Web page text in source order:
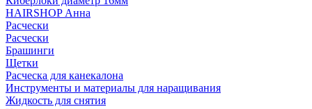
HAIRSHOP Анна
Расчески
Расчески
Брашинги
Щетки
Расческа для канекалона
Инструменты и материалы для наращивания
Жидкость для снятия